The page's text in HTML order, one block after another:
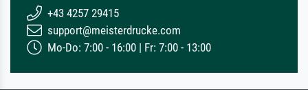
+43 4257 29415
support@meisterdrucke.com
Mo-Do: 7:00 - 16:00 | Fr: 7:00 - 13:00